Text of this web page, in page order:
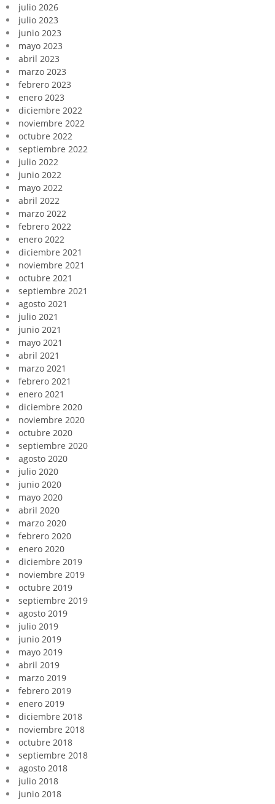
julio 2026
julio 2023
junio 2023
mayo 2023
abril 2023
marzo 2023
febrero 2023
enero 2023
diciembre 2022
noviembre 2022
octubre 2022
septiembre 2022
julio 2022
junio 2022
mayo 2022
abril 2022
marzo 2022
febrero 2022
enero 2022
diciembre 2021
noviembre 2021
octubre 2021
septiembre 2021
agosto 2021
julio 2021
junio 2021
mayo 2021
abril 2021
marzo 2021
febrero 2021
enero 2021
diciembre 2020
noviembre 2020
octubre 2020
septiembre 2020
agosto 2020
julio 2020
junio 2020
mayo 2020
abril 2020
marzo 2020
febrero 2020
enero 2020
diciembre 2019
noviembre 2019
octubre 2019
septiembre 2019
agosto 2019
julio 2019
junio 2019
mayo 2019
abril 2019
marzo 2019
febrero 2019
enero 2019
diciembre 2018
noviembre 2018
octubre 2018
septiembre 2018
agosto 2018
julio 2018
junio 2018